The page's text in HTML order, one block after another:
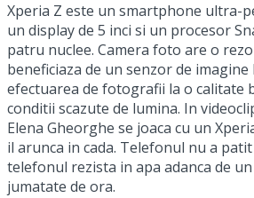
Xperia Z este un smartphone ultra-
un display de 5 inci si un procesor
patru nuclee. Camera foto are o
beneficiaza de un senzor de imagine
efectuarea de fotografii la o calitate
conditii scazute de lumina. In
Elena Gheorghe se joaca cu un
il arunca in cada. Telefonul nu a
telefonul rezista in apa adanca de
jumatate de ora.